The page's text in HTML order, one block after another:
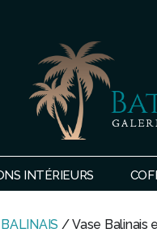
BATU
TAMAN
INTÉRIEURS
/ Vase Balinais